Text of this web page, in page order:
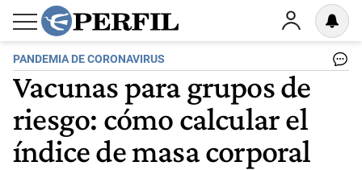
PANDEMIA DE CORONAVIRUS
Vacunas para grupos de
riesgo: cómo calcular el
índice de masa corporal